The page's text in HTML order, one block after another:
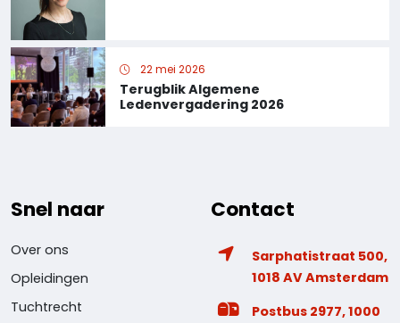
Terugblik Algemene
Ledenvergadering 2026
22 mei 2026
Snel naar
Over ons
Opleidingen
Tuchtrecht
Contact
Sarphatistraat 500,
1018 AV Amsterdam
Postbus 2977, 1000